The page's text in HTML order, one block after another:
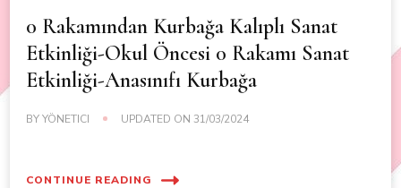
0 Rakamından Kurbağa Kalıplı Sanat
Etkinliği-Okul Öncesi 0 Rakamı Sanat
Etkinliği-Anasınıfı Kurbağa
BYYÖNETICI UPDATED ON 31/03/2024
CONTINUE READING